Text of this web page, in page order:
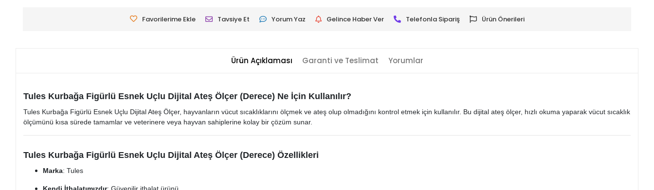
Favorilerime Ekle Tavsiye Et Yorum Yaz Gelince Haber Ver Telefonla Sipariş Ürün Önerileri
Ürün Açıklaması Garanti ve Teslimat Yorumlar
Tules Kurbağa Figürlü Esnek Uçlu Dijital Ateş Ölçer (Derece) Ne İçin Kullanılır?
Tules Kurbağa Figürlü Esnek Uçlu Dijital Ateş Ölçer, hayvanların vücut sıcaklıklarını ölçmek ve ateş olup olmadığını kontrol etmek için kullanılır. Bu dijital ateş ölçer, hızlı okuma yaparak vücut sıcaklık
ölçümünü kısa sürede tamamlar ve veterinere veya hayvan sahiplerine kolay bir çözüm sunar.
Tules Kurbağa Figürlü Esnek Uçlu Dijital Ateş Ölçer (Derece) Özellikleri
Marka: Tules